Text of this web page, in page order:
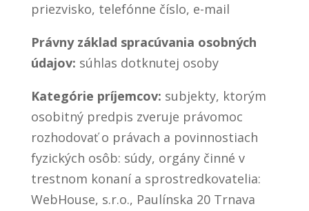
priezvisko, telefónne číslo, e-mail
Právny základ spracúvania osobných
údajov: súhlas dotknutej osoby
Kategórie príjemcov: subjekty, ktorým
osobitný predpis zveruje právomoc
rozhodovať o právach a povinnostiach
fyzických osôb: súdy, orgány činné v
trestnom konaní a sprostredkovatelia:
WebHouse, s.r.o., Paulínska 20 Trnava